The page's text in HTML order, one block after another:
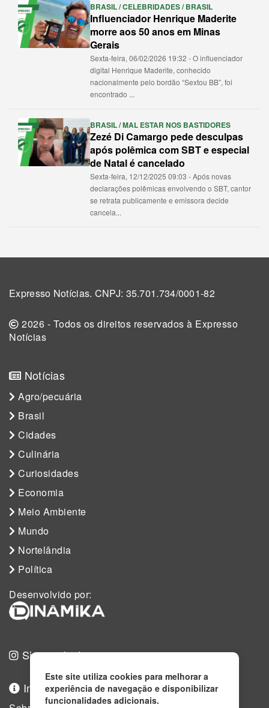
BRASIL / CELEBRIDADES / BRASIL
Influenciador Henrique Maderite
morre aos 50 anos em Minas
Gerais
Sexta-feira, 06/02/2026 19:32 - O influenciador
digital Henrique Maderite, conhecido
nacionalmente pelo bordão “Sextou BB”, foi
encontrado ...
BRASIL / MAL ESTAR NOS BASTIDORES
Zezé Di Camargo pede desculpas
após polêmica com SBT e especial
de Natal é cancelado
Sexta-feira, 12/12/2025 09:03 - Após novas
declarações polêmicas envolvendo o SBT, cantor
se retrata publicamente e emissora decide
cancela...
Expresso Notícias. CNPJ: 35.701.734/0001-82
2026 - Todos os direitos reservados à Expresso
Notícias
Notícias
Agro/pecuária
Brasil
Cidades
Culinária
Curiosidades
Economia
Meio Ambiente
Mundo
Nortelândia
Política
Desenvolvido por:
Siga no Instagram
Informações
Este site utiliza cookies para melhorar a
experiência de navegação e disponibilizar
funcionalidades adicionais.